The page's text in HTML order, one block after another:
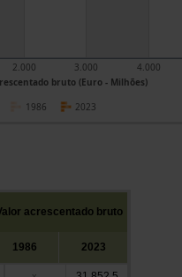
bruto (Euro - Milhões)
2.000 3.000 4.000
2023
1986
acrescentado bruto
1986 2023